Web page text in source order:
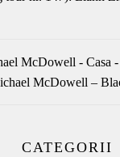
McDowell - Casa
McDowell –
CATEGORII